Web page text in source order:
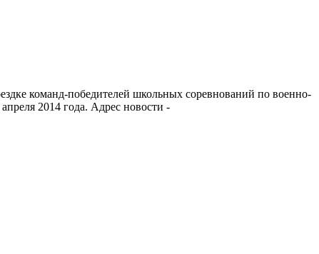
команд-победителей школьных соревнований по военно-
2014 года. Адрес новости -